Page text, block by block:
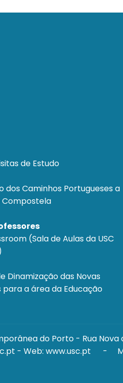
de Estudo
dos Caminhos Portugueses a
Compostela
(Sala de Aulas da USC
Dinamização das Novas
para a área da Educação
do Porto - Rua
- Web: www.usc.pt -